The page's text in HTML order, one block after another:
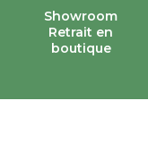
Showroom
Retrait en
boutique